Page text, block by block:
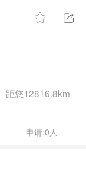
距您12816.8km
申请:0人